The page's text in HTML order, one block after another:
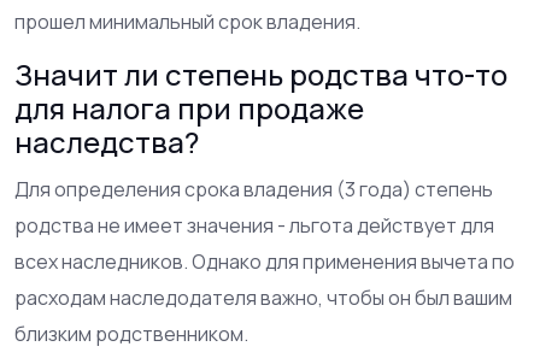
прошел минимальный срок владения.
Значит ли степень родства что-то
для налога при продаже
наследства?
Для определения срока владения (3 года) степень
родства не имеет значения - льгота действует для
всех наследников. Однако для применения вычета по
расходам наследодателя важно, чтобы он был вашим
близким родственником.